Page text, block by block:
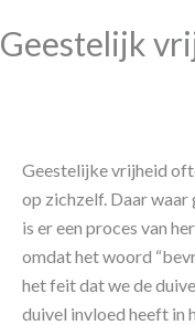
Geestelijk
Geestelijke vrijheid
op zichzelf. Daar waar
is er een proces van
omdat het woord
het feit dat we de
duivel invloed heeft in